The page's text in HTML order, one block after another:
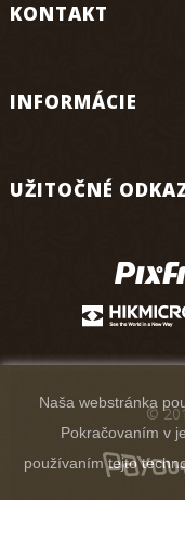
KONTAKT
INFORMÁCIE
UŽITOČNÉ
Naša webstránka
Pokračovaním v
používaním tejto
©